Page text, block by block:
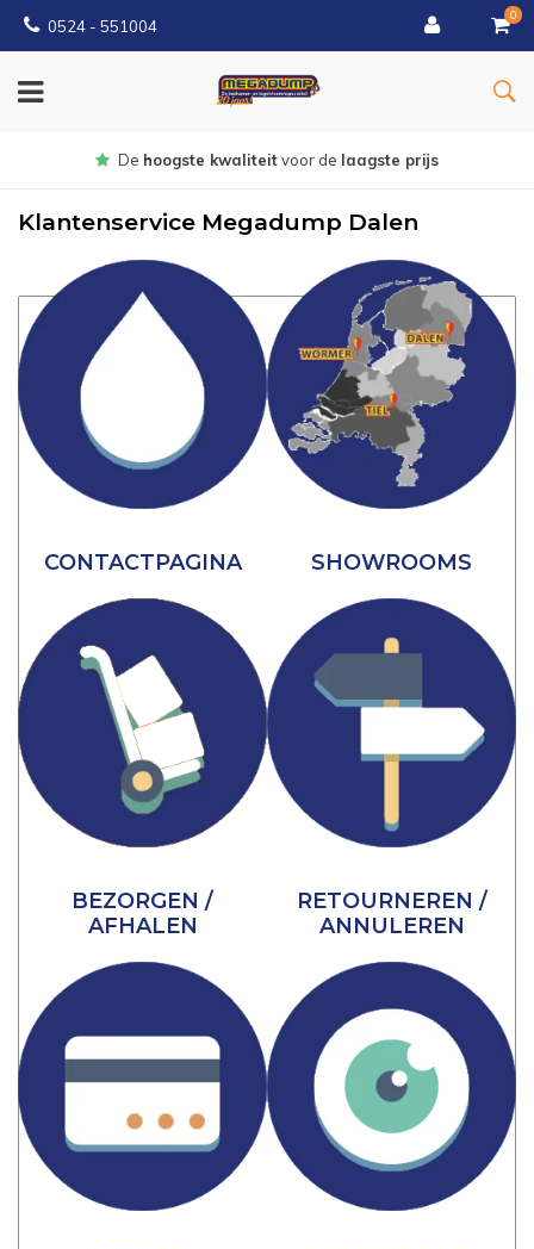
0524 - 551004
0
Gratisbezorgd vanaf €150
Klantenservice Megadump Dalen
CONTACTPAGINA SHOWROOMS
BEZORGEN /
AFHALEN
RETOURNEREN /
ANNULEREN